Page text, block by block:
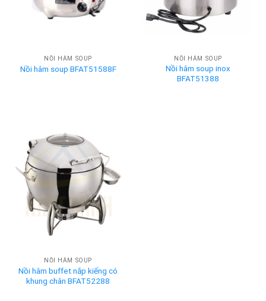
NỒI HÂM SOUP
Nồi hâm soup BFAT51588F
NỒI HÂM SOUP
Nồi hâm soup inox
BFAT51388
NỒI HÂM SOUP
Nồi hâm buffet nắp kiếng có
khung chân BFAT52288